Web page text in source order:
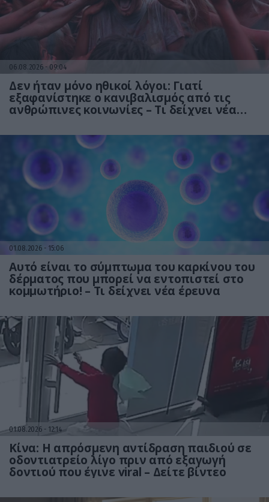
06.08.2026 09:04
Δεν ήταν μόνο ηθικοί λόγοι: Γιατί
εξαφανίστηκε ο κανιβαλισμός από τις
ανθρώπινες κοινωνίες – Τι δείχνει νέα
01.08.2026 15:06
Αυτό είναι το σύμπτωμα του καρκίνου του
δέρματος που μπορεί να εντοπιστεί στο
κομμωτήριο! – Τι δείχνει νέα έρευνα
01.08.2026 12:14
Κίνα: Η απρόσμενη αντίδραση παιδιού σε
οδοντιατρείο λίγο πριν από εξαγωγή
δοντιού που έγινε viral – Δείτε βίντεο